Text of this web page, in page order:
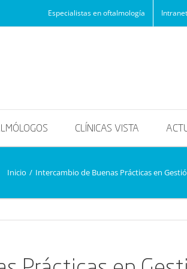
Especialistas en oftalmología Intranet
CLÍNICAS VISTA
Inicio / Intercambio de Buenas Prácticas en